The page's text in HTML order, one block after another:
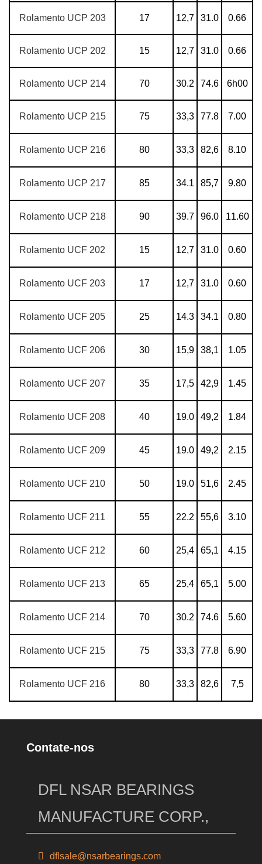
Rolamento UCP 203 17 12,7 31.0 0.66
Rolamento UCP 202 15 12,7 31.0 0.66
Rolamento UCP 214 70 30.2 74.6 6h00
Rolamento UCP 215 75 33,3 77.8 7.00
Rolamento UCP 216 80 33,3 82,6 8.10
Rolamento UCP 217 85 34.1 85,7 9.80
Rolamento UCP 218 90 39.7 96.0 11.60
Rolamento UCF 202 15 12,7 31.0 0.60
Rolamento UCF 203 17 12,7 31.0 0.60
Rolamento UCF 205 25 14.3 34.1 0.80
Rolamento UCF 206 30 15,9 38,1 1.05
Rolamento UCF 207 35 17,5 42,9 1.45
Rolamento UCF 208 40 19.0 49,2 1.84
Rolamento UCF 209 45 19.0 49,2 2.15
Rolamento UCF 210 50 19.0 51,6 2.45
Rolamento UCF 211 55 22.2 55,6 3.10
Rolamento UCF 212 60 25,4 65,1 4.15
Rolamento UCF 213 65 25,4 65,1 5.00
Rolamento UCF 214 70 30.2 74.6 5.60
Rolamento UCF 215 75 33,3 77.8 6.90
Rolamento UCF 216 80 33,3 82,6 7,5
Contate-nos
DFL NSAR BEARINGS
MANUFACTURE CORP.,
dflsale@nsarbearings.com